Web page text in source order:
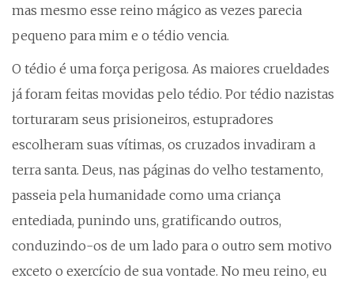
mas mesmo esse reino mágico as vezes parecia
pequeno para mim e o tédio vencia.
O tédio é uma força perigosa. As maiores crueldades
já foram feitas movidas pelo tédio. Por tédio nazistas
torturaram seus prisioneiros, estupradores
escolheram suas vítimas, os cruzados invadiram a
terra santa. Deus, nas páginas do velho testamento,
passeia pela humanidade como uma criança
entediada, punindo uns, gratificando outros,
conduzindo-os de um lado para o outro sem motivo
exceto o exercício de sua vontade. No meu reino, eu